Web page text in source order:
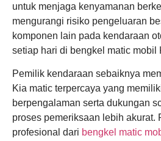
untuk menjaga kenyamanan
mengurangi risiko pengeluaran
komponen lain pada kendaraan
setiap hari di bengkel matic mobil
Pemilik kendaraan sebaiknya
Kia matic terpercaya yang
berpengalaman serta dukungan
proses pemeriksaan lebih akurat.
profesional dari bengkel matic